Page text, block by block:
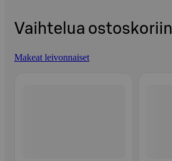
Vaihtelua ostoskoriin
Makeat leivonnaiset